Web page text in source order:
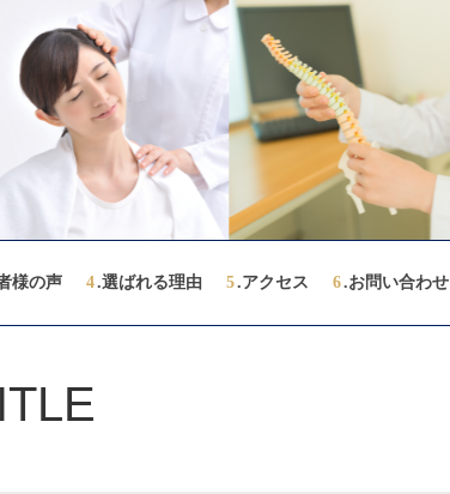
様の声 4.選ばれる理由 5.アクセス 6.お問い合わせ